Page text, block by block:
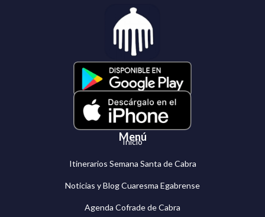
Menú
Inicio
Itinerarios Semana Santa de Cabra
Noticias y Blog Cuaresma Egabrense
Agenda Cofrade de Cabra